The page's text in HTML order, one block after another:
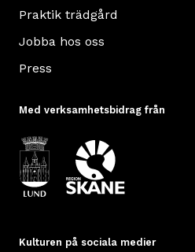
Praktik trädgård
Jobba hos oss
Press
Med verksamhetsbidrag från
Kulturen på sociala medier